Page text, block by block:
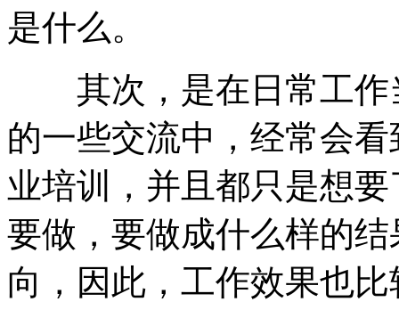
是什么。
其次，是在日常工作
的一些交流中，经常会
业培训，并且都只是想
要做，要做成什么样的
向，因此，工作效果也比